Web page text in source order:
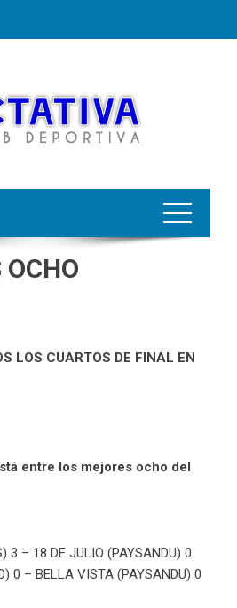
OCHO
LOS CUARTOS DE FINAL EN
entre los mejores ocho del
3 – 18 DE JULIO (PAYSANDU) 0
0 – BELLA VISTA (PAYSANDU) 0